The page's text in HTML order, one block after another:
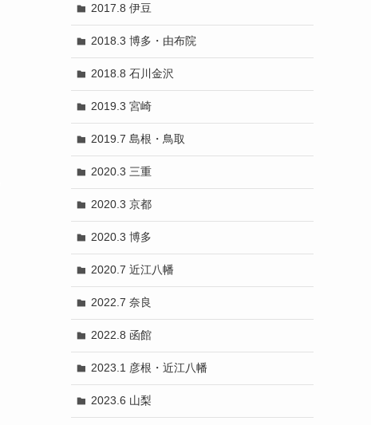
2017.8 伊豆
2018.3 博多・由布院
2018.8 石川金沢
2019.3 宮崎
2019.7 島根・鳥取
2020.3 三重
2020.3 京都
2020.3 博多
2020.7 近江八幡
2022.7 奈良
2022.8 函館
2023.1 彦根・近江八幡
2023.6 山梨